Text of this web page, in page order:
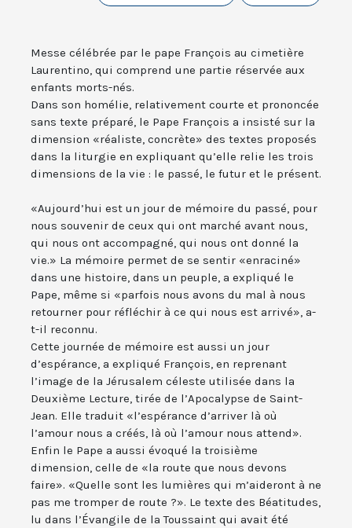
Messe célébrée par le pape François au cimetière
Laurentino, qui comprend une partie réservée aux
enfants morts-nés.
Dans son homélie, relativement courte et prononcée
sans texte préparé, le Pape François a insisté sur la
dimension «réaliste, concrète» des textes proposés
dans la liturgie en expliquant qu’elle relie les trois
dimensions de la vie : le passé, le futur et le présent.
«Aujourd’hui est un jour de mémoire du passé, pour
nous souvenir de ceux qui ont marché avant nous,
qui nous ont accompagné, qui nous ont donné la
vie.» La mémoire permet de se sentir «enraciné»
dans une histoire, dans un peuple, a expliqué le
Pape, même si «parfois nous avons du mal à nous
retourner pour réfléchir à ce qui nous est arrivé», a-
t-il reconnu.
Cette journée de mémoire est aussi un jour
d’espérance, a expliqué François, en reprenant
l’image de la Jérusalem céleste utilisée dans la
Deuxième Lecture, tirée de l’Apocalypse de Saint-
Jean. Elle traduit «l’espérance d’arriver là où
l’amour nous a créés, là où l’amour nous attend».
Enfin le Pape a aussi évoqué la troisième
dimension, celle de «la route que nous devons
faire». «Quelle sont les lumières qui m’aideront à ne
pas me tromper de route ?». Le texte des Béatitudes,
lu dans l’Évangile de la Toussaint qui avait été